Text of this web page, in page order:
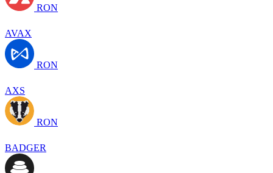
RON
AVAX
RON
AXS
RON
BADGER